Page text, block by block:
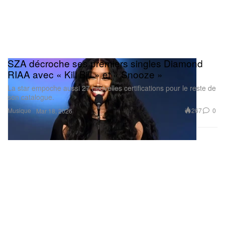
Musique
SZA décroche ses premiers singles Diamond
RIAA avec « Kill Bill » et « Snooze »
La star empoche aussi 27 nouvelles certifications pour le reste de
son catalogue.
Mar 18, 2026 267 0